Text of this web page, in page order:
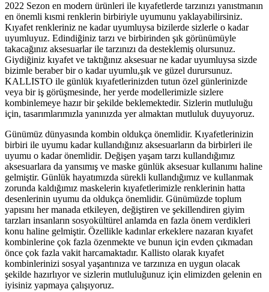
2022 Sezon en modern ürünleri ile kıyafetlerde tarzınızı yanıstmanın
en önemli kısmi renklerin birbiriyle uyumunu yaklayabilirsiniz.
Kıyafet renkleriniz ne kadar uyumluysa bizilerde sizlerle o kadar
uyumluyuz. Edindiğiniz tarzı ve birbirinden şık görünümüyle
takacağınız aksesuarlar ile tarzınızı da desteklemiş olursunuz.
Giydiğiniz kıyafet ve taktığınız aksesuar ne kadar uyumluysa sizde
bizimle beraber bir o kadar uyumlu,şık ve güzel durursunuz.
KALLISTO ile günlük kıyafetlerinizden tutun özel günlerinizde
veya bir iş görüşmesinde, her yerde modellerimizle sizlere
kombinlemeye hazır bir şekilde beklemektedir. Sizlerin mutluluğu
için, tasarımlarımızla yanınızda yer almaktan mutluluk duyuyoruz.
Günümüz dünyasında kombin oldukça önemlidir. Kıyafetlerinizin
birbiri ile uyumu kadar kullandığınız aksesuarların da birbirleri ile
uyumu o kadar önemlidir. Değişen yaşam tarzı kullandığımız
aksesuarlara da yansımış ve maske günlük aksesuar kullanımı haline
gelmiştir. Günlük hayatımızda sürekli kullandığımız ve kullanmak
zorunda kaldığımız maskelerin kıyafetlerimizle renklerinin hatta
desenlerinin uyumu da oldukça önemlidir. Günümüzde toplum
yapısını her manada etkileyen, değiştiren ve şekillendiren giyim
tarzları insanların sosyokültürel anlamda en fazla önem verdikleri
konu haline gelmiştir. Özellikle kadınlar erkeklere nazaran kıyafet
kombinlerine çok fazla özenmekte ve bunun için evden çıkmadan
önce çok fazla vakit harcamaktadır. Kallisto olarak kıyafet
kombinlerinizi sosyal yaşantınıza ve tarzınıza en uygun olacak
şekilde hazırlıyor ve sizlerin mutluluğunuz için elimizden gelenin en
iyisiniz yapmaya çalışıyoruz.